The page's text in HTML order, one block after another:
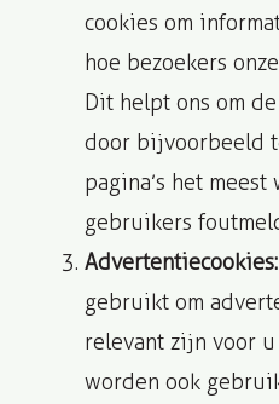
cookies om
hoe bezoekers
Dit helpt ons om
door bijvoorbeeld
pagina’s het
gebruikers
Advertentiecookies:
gebruikt om
relevant zijn voor u
worden ook